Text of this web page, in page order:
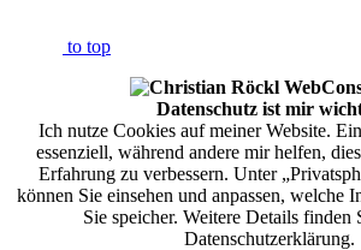
to top
Datenschutz ist mir
Ich nutze Cookies auf meiner Website.
essenziell, während andere mir helfen,
Erfahrung zu verbessern. Unter
können Sie einsehen und anpassen, welche
Sie speicher. Weitere Details finden
Datenschutzerklärung.